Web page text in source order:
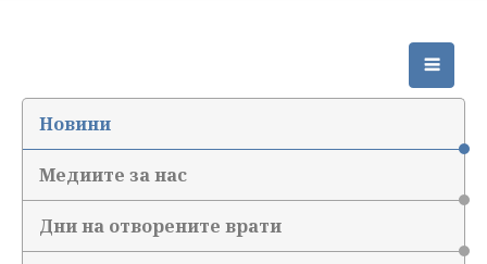
Новини
Медиите за нас
Дни на отворените врати